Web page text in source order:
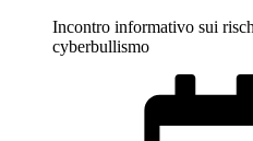
Incontro informativo sui
cyberbullismo